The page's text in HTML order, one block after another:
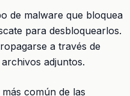
de malware que bloquea
para desbloquearlos.
a través de
adjuntos.
más común de las